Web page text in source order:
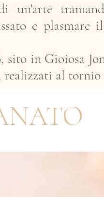
un'arte
e
in Gioiosa
al tornio